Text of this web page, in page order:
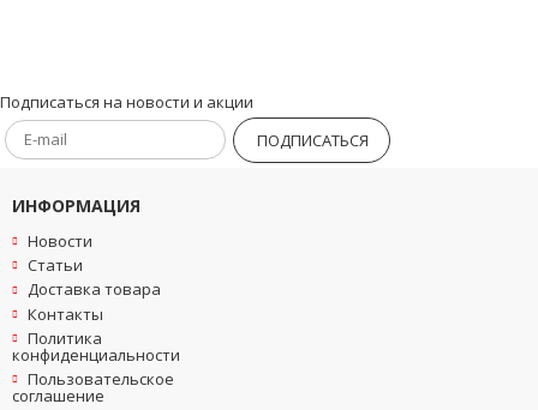
Подписаться на новости и акции
ПОДПИСАТЬСЯ
ИНФОРМАЦИЯ
Новости
Статьи
Доставка товара
Контакты
Политика
конфиденциальности
Пользовательское
соглашение